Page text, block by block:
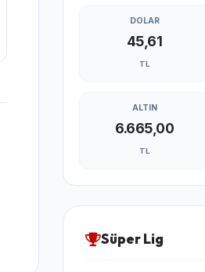
DOLAR
45,61
TL
ALTIN
6.665,00
TL
Süper Lig